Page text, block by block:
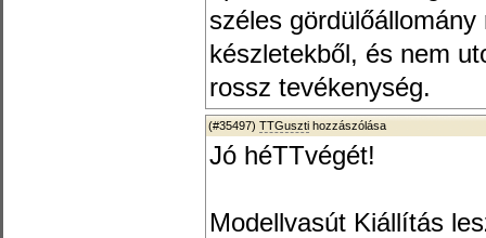
széles
készletekből, és nem
rossz tevékenység.
(#35497) TTGuszti hozzászólása
Jó héTTvégét!
Modellvasút Kiállítás